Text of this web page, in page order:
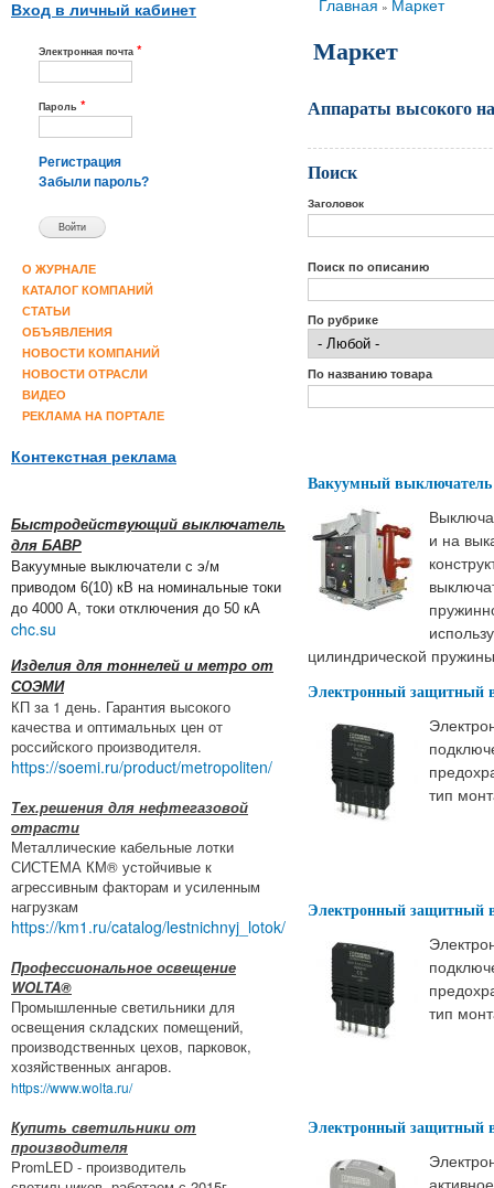
Вход в личный кабинет
Электронная почта *
Пароль *
Регистрация
Забыли пароль?
О ЖУРНАЛЕ
КАТАЛОГ КОМПАНИЙ
СТАТЬИ
ОБЪЯВЛЕНИЯ
НОВОСТИ КОМПАНИЙ
НОВОСТИ ОТРАСЛИ
ВИДЕО
РЕКЛАМА НА ПОРТАЛЕ
Контекстная реклама
Быстродействующий выключатель
для БАВР
Вакуумные выключатели с э/м
приводом 6(10) кВ на номинальные токи
до 4000 А, токи отключения до 50 кА
chc.su
Изделия для тоннелей и метро от
СОЭМИ
КП за 1 день. Гарантия высокого
качества и оптимальных цен от
российского производителя.
https://soemi.ru/product/metropoliten/
Тех.решения для нефтегазовой
отрасти
Металлические кабельные лотки
СИСТЕМА КМ® устойчивые к
агрессивным факторам и усиленным
нагрузкам
https://km1.ru/catalog/lestnichnyj_lotok/
Профессиональное освещение
WOLTA®
Промышленные светильники для
освещения складских помещений,
производственных цехов, парковок,
хозяйственных ангаров.
https://www.wolta.ru/
Купить светильники от
производителя
PromLED - производитель
Вы здесь
Главная » Маркет
Маркет
Аппараты высокого
Поиск
Заголовок
Поиск по описанию
По рубрике
По названию товара
Вакуумный
и на
цилиндрической
Электронный защитный
тип
Электронный защитный
тип
Электронный защитный